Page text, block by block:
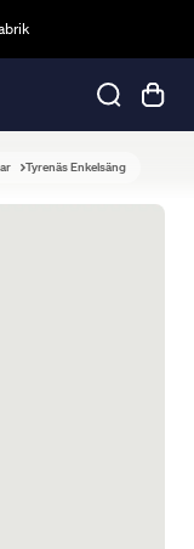
Tyrenäs Enkelsäng